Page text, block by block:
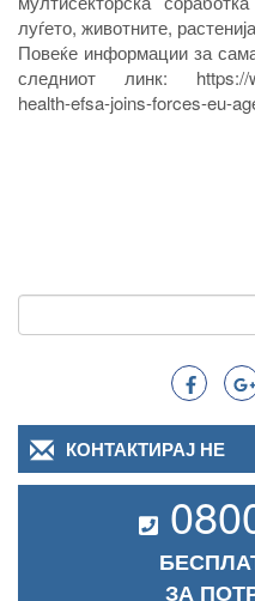
луѓето, животните,
Повеќе информации за
следниот линк: https://
health-efsa-joins-forces-eu-
Search
Пребарување
КОНТАКТИРАЈ НЕ
ЗА